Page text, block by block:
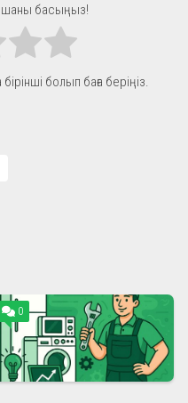
басыңыз!
болып баға беріңіз.
0